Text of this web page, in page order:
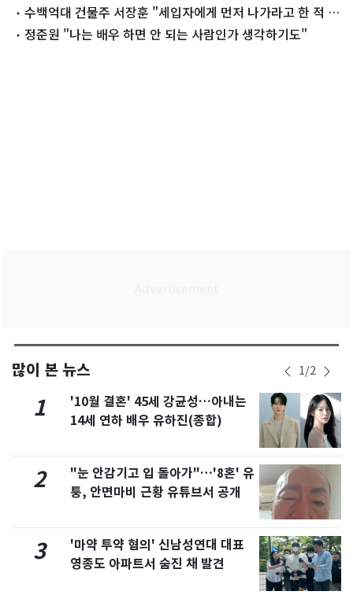
수백억대 건물주 서장훈 "세입자에게 먼저 나가라고 한 적 없
어"정준원 "나는 배우 하면 안 되는 사람인가 생각하기도"
많이 본 뉴스 1/2
1
'10월 결혼' 45세 강균성…아내는
14세 연하 배우 유하진(종합)
2
"눈 안감기고 입 돌아가"…'8혼' 유
퉁, 안면마비 근황 유튜브서 공개
3
'마약 투약 혐의' 신남성연대 대표
영종도 아파트서 숨진 채 발견